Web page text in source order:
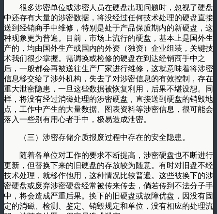
很多涉密单位或涉密人员在硬盘出现问题时，忽视了硬盘
中还存有大量的涉密数据，将没经过任何技术处理的硬盘直接
送到经销商手中维修，特别是处于产品保质期内的新硬盘，这
种现象更为普遍。目前，市场上流行的硬盘，基本上是国外生
产的，均由国外生产或国内的外资（独资）企业组装，关键技
术我们很少掌握。需调换或检修的硬盘在到达经销商手中之
后，一般都会再被送往生产厂家进行维修，这就意味着将涉密
信息移交给了涉外机构，失去了对涉密信息的有效控制，存在
重大泄密隐患，一旦这些数据被恢复利用，后果不堪设想。同
样，将没有经过消磁处理的涉密硬盘，直接送到硬盘的销毁地
点，工作中产生的大量数据、图表资料等涉密信息，很可能会
落入一些别有用心者手中，极易造成泄密。
（三）涉密存储介质报废过程中存在的安全隐患。
随着各单位对工作的要求不断提高，涉密硬盘也不断进行
更新，但替换下来的旧硬盘的存放较为随意。有时对旧盘不经
技术处理，就移作他用，这种情况比较普遍。这些被换下的涉
密硬盘或废弃涉密硬盘经常被传来传去，倘若传到不法分子手
中，将会造成严重后果。换下的旧硬盘或故障优盘，因没有固
定的消磁、检测、鉴定、销毁规定和单位，没有相应的处理流